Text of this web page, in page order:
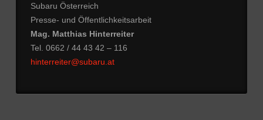
Subaru Österreich
Presse- und Öffentlichkeitsarbeit
Mag. Matthias Hinterreiter
Tel. 0662 / 44 43 42 – 116
hinterreiter@subaru.at